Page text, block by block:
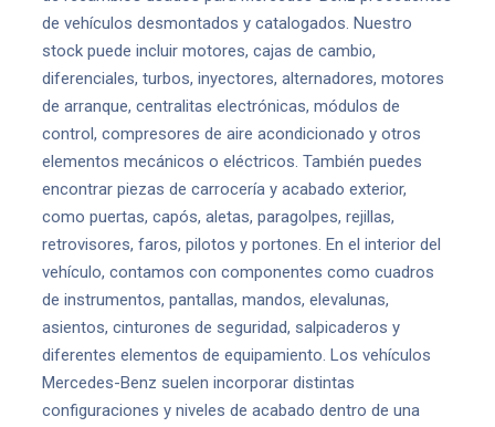
de vehículos desmontados y catalogados. Nuestro
stock puede incluir motores, cajas de cambio,
diferenciales, turbos, inyectores, alternadores, motores
de arranque, centralitas electrónicas, módulos de
control, compresores de aire acondicionado y otros
elementos mecánicos o eléctricos. También puedes
encontrar piezas de carrocería y acabado exterior,
como puertas, capós, aletas, paragolpes, rejillas,
retrovisores, faros, pilotos y portones. En el interior del
vehículo, contamos con componentes como cuadros
de instrumentos, pantallas, mandos, elevalunas,
asientos, cinturones de seguridad, salpicaderos y
diferentes elementos de equipamiento. Los vehículos
Mercedes-Benz suelen incorporar distintas
configuraciones y niveles de acabado dentro de una